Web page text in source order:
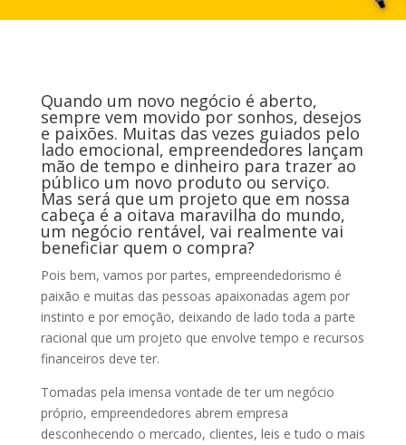
Quando um novo negócio é aberto,
sempre vem movido por sonhos, desejos
e paixões. Muitas das vezes guiados pelo
lado emocional, empreendedores lançam
mão de tempo e dinheiro para trazer ao
público um novo produto ou serviço.
Mas será que um projeto que em nossa
cabeça é a oitava maravilha do mundo,
um negócio rentável, vai realmente vai
beneficiar quem o compra?
Pois bem, vamos por partes, empreendedorismo é
paixão e muitas das pessoas apaixonadas agem por
instinto e por emoção, deixando de lado toda a parte
racional que um projeto que envolve tempo e recursos
financeiros deve ter.
Tomadas pela imensa vontade de ter um negócio
próprio, empreendedores abrem empresa
desconhecendo o mercado, clientes, leis e tudo o mais